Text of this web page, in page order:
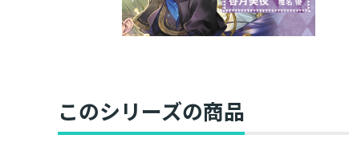
このシリーズの商品